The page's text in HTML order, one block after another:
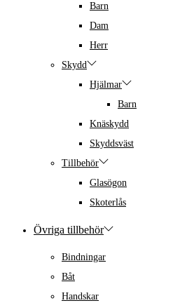
Barn
Dam
Herr
Skydd
Hjälmar
Barn
Knäskydd
Skyddsväst
Tillbehör
Glasögon
Skoterlås
Övriga tillbehör
Bindningar
Båt
Handskar